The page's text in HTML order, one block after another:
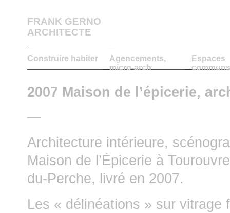
FRANK GERNO
ARCHITECTE
Construire habiter
Agencements,
micro-arch
Espaces
2007 Maison de l’épicerie,
—
Architecture intérieure,
Maison de l’Épicerie à
du-Perche, livré en 2007.
Les « délinéations » sur vitrage